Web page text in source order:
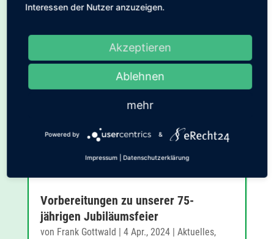
Vorbereitungen zu unserer 75-
jährigen Jubiläumsfeier
von Frank Gottwald 4 Apr., 2024| Aktuelles,
Interessen der Nutzer anzuzeigen.
Akzeptieren
Ablehnen
mehr
Powered by &
Impressum Datenschutzerklärung